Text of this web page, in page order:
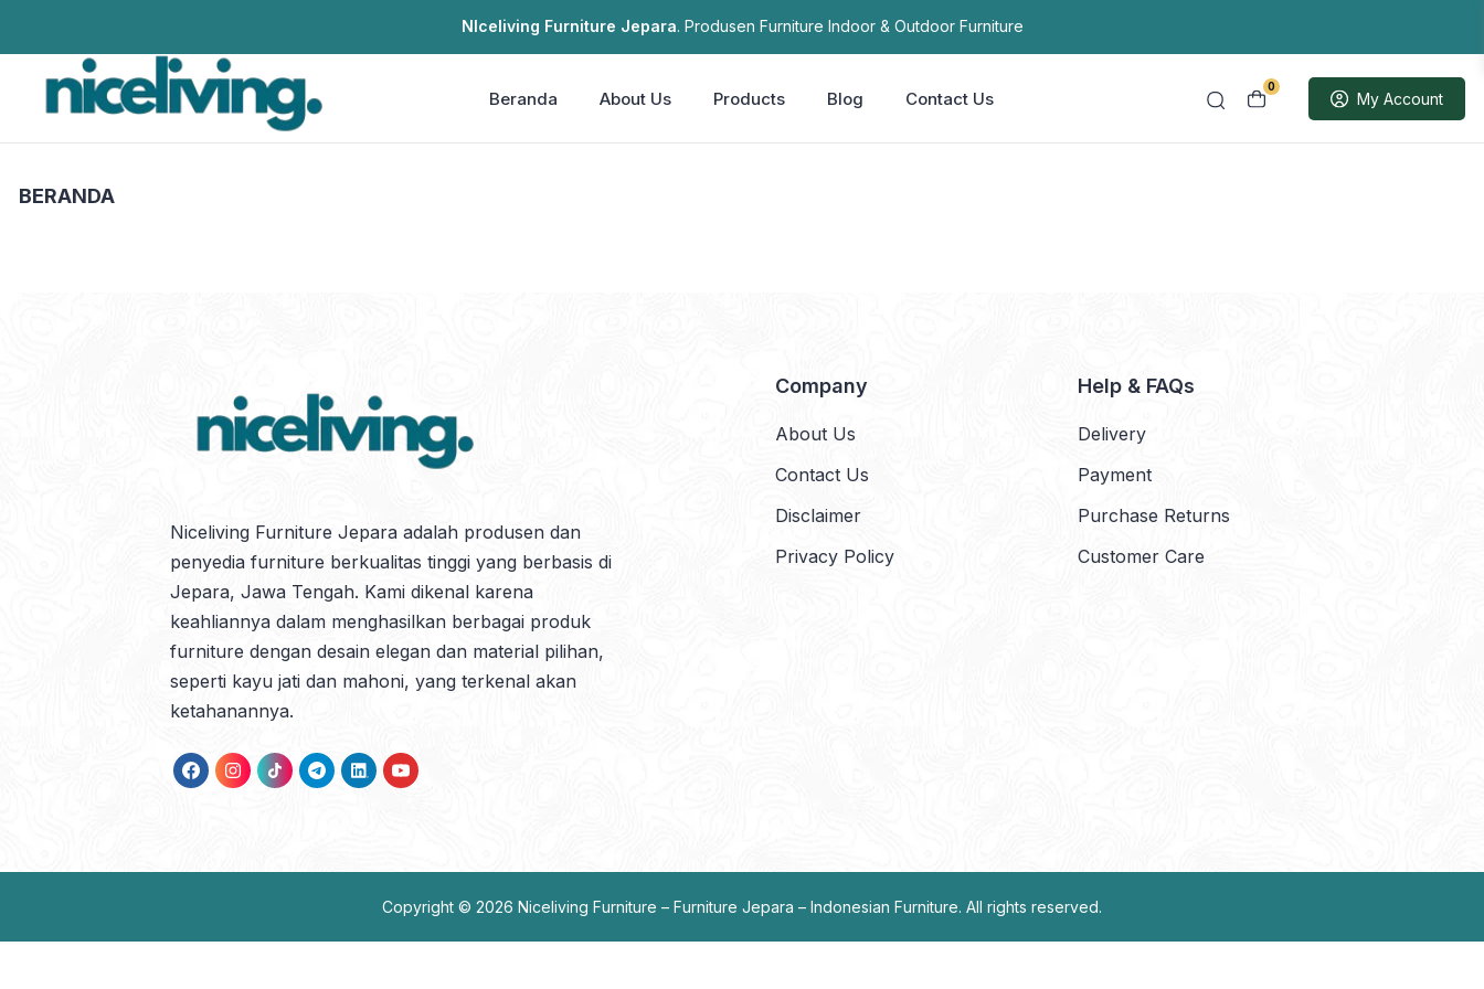
NIceliving Furniture Jepara. Produsen Furniture Indoor & Outdoor Furniture
0
My Account
Beranda About Us Products Blog Contact Us
BERANDA
Niceliving Furniture Jepara adalah produsen dan
penyedia furniture berkualitas tinggi yang berbasis di
Jepara, Jawa Tengah. Kami dikenal karena
keahliannya dalam menghasilkan berbagai produk
furniture dengan desain elegan dan material pilihan,
seperti kayu jati dan mahoni, yang terkenal akan
ketahanannya.
Company
About Us
Contact Us
Disclaimer
Privacy Policy
Help & FAQs
Delivery
Payment
Purchase Returns
Customer Care
Copyright © 2026 Niceliving Furniture – Furniture Jepara – Indonesian Furniture. All rights reserved.